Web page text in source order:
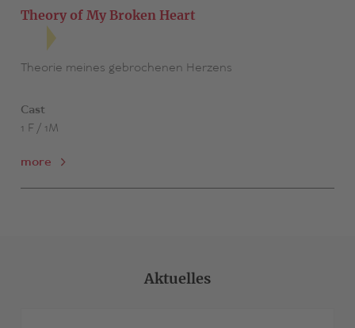
Theory of My Broken Heart
Theorie meines gebrochenen Herzens
Cast
1 F / 1M
more
Aktuelles